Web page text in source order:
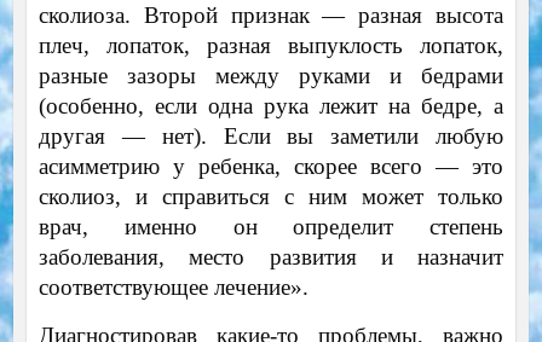
сколиоза. Второй признак — разная высота
плеч, лопаток, разная выпуклость лопаток,
разные зазоры между руками и бедрами
(особенно, если одна рука лежит на бедре, а
другая — нет). Если вы заметили любую
асимметрию у ребенка, скорее всего — это
сколиоз, и справиться с ним может только
врач, именно он определит степень
заболевания, место развития и назначит
соответствующее лечение».
Диагностировав какие-то проблемы, важно